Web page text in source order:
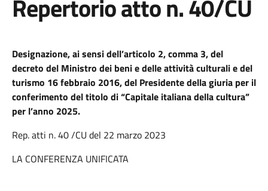
Repertorio atto n. 40/CU
Designazione, ai sensi dell’articolo 2, comma 3, del
decreto del Ministro dei beni e delle attività culturali e del
turismo 16 febbraio 2016, del Presidente della giuria per il
conferimento del titolo di “Capitale italiana della cultura”
per l’anno 2025.
Rep. atti n. 40 /CU del 22 marzo 2023
LA CONFERENZA UNIFICATA